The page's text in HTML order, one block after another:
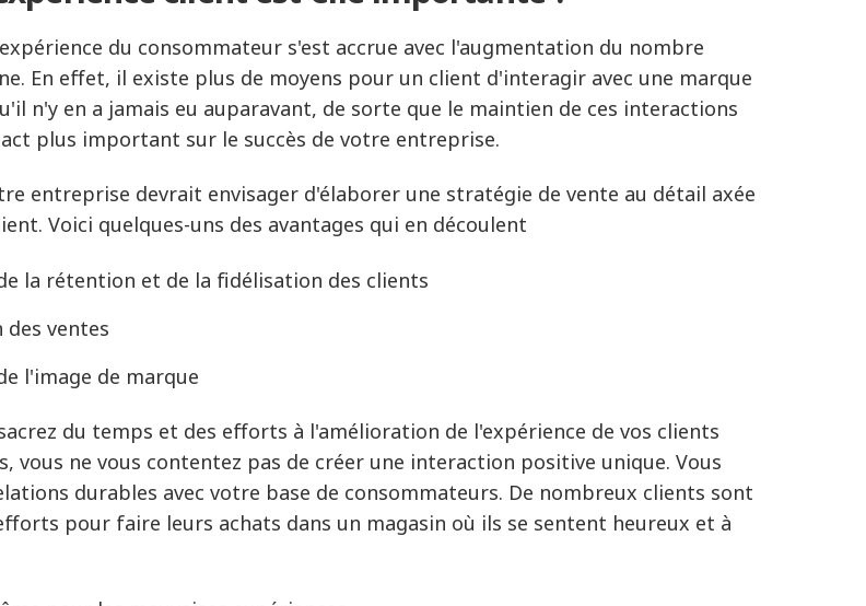
du consommateur s'est accrue avec l'augmentation du nombre
En effet, il existe plus de moyens pour un client d'interagir avec une marque
n'y en a jamais eu auparavant, de sorte que le maintien de ces interactions
plus important sur le succès de votre entreprise.
entreprise devrait envisager d'élaborer une stratégie de vente au détail axée
Voici quelques-uns des avantages qui en découlent
la rétention et de la fidélisation des clients
ventes
l'image de marque
du temps et des efforts à l'amélioration de l'expérience de vos clients
vous ne vous contentez pas de créer une interaction positive unique. Vous
durables avec votre base de consommateurs. De nombreux clients sont
pour faire leurs achats dans un magasin où ils se sentent heureux et à